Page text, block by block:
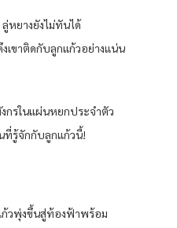
หยางยังไม่ทันได้
เขาติดกับลูกแก้วอย่างแน่น
กรในแผ่นหยกประจำตัว
ที่รู้จักกับลูกแก้วนี้!
ก้วพุ่งขึ้นสู่ท้องฟ้าพร้อม